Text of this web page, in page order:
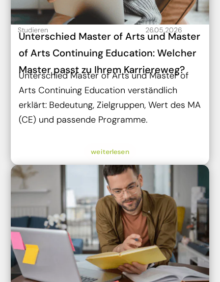
Studieren 26.05.2026
Unterschied Master of Arts und Master
of Arts Continuing Education: Welcher
Master passt zu Ihrem Karriereweg?
Unterschied Master of Arts und Master of
Arts Continuing Education verständlich
erklärt: Bedeutung, Zielgruppen, Wert des MA
(CE) und passende Programme.
weiterlesen